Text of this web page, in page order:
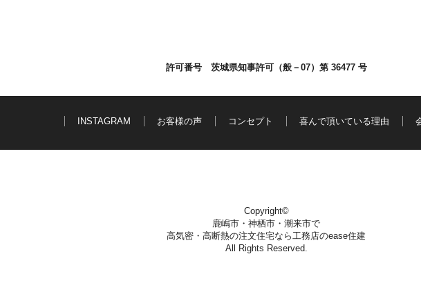
許可番号 茨城県知事許可（般－07）第 36477 号
INSTAGRAM お客様の声 コンセプト 喜んで頂いている理由
Copyright©
鹿嶋市・神栖市・潮来市で
高気密・高断熱の注文住宅なら工務店のease住建
All Rights Reserved.